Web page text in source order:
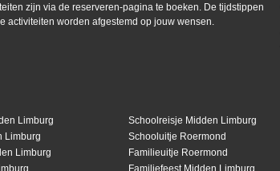
zijn via de reserveren-pagina te boeken. De tijdstippen
activiteiten worden afgestemd op jouw wensen.
Limburg
Limburg
Limburg
Schoolreisje Midden Limburg
Schooluitje Roermond
Familieuitje Roermond
Familiefeest Midden Limburg